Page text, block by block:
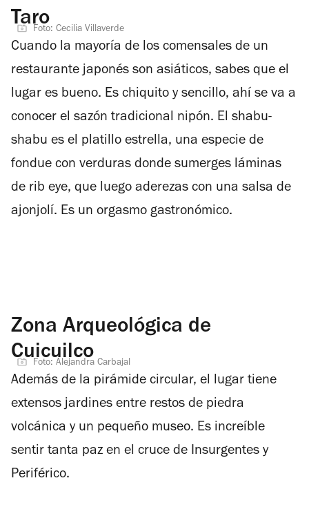
TaroFoto: Cecilia Villaverde
Cuando la mayoría de los comensales de un
restaurante japonés son asiáticos, sabes que el
lugar es bueno. Es chiquito y sencillo, ahí se va a
conocer el sazón tradicional nipón. El shabu-
shabu es el platillo estrella, una especie de
fondue con verduras donde sumerges láminas
de rib eye, que luego aderezas con una salsa de
ajonjolí. Es un orgasmo gastronómico.
Zona Arqueológica de
Cuicuilco
Foto: Alejandra Carbajal
Además de la pirámide circular, el lugar tiene
extensos jardines entre restos de piedra
volcánica y un pequeño museo. Es increíble
sentir tanta paz en el cruce de Insurgentes y
Periférico.